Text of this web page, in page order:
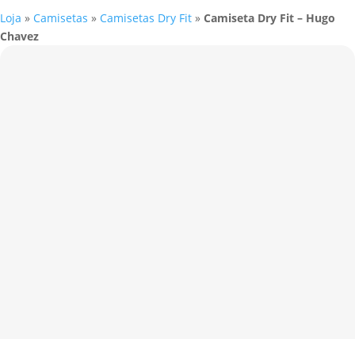
Loja » Camisetas » Camisetas Dry Fit » Camiseta Dry Fit – Hugo
Chavez